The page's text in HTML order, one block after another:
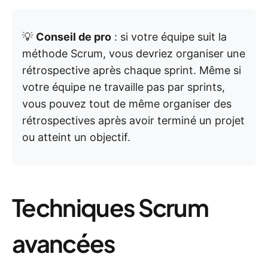
💡 Conseil de pro : si votre équipe suit la
méthode Scrum, vous devriez organiser une
rétrospective après chaque sprint. Même si
votre équipe ne travaille pas par sprints,
vous pouvez tout de même organiser des
rétrospectives après avoir terminé un projet
ou atteint un objectif.
Techniques Scrum
avancées